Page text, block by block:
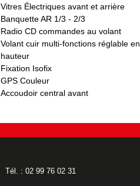
Vitres Électriques avant et arrière
Banquette AR 1/3 - 2/3
Radio CD commandes au volant
Volant cuir multi-fonctions réglable en
hauteur
Fixation Isofix
GPS Couleur
Accoudoir central avant
Tél. : 02 99 76 02 31